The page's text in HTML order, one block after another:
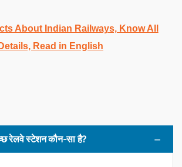
About Indian Railways, Know All
Details, Read in English
रेलवे स्टेशन कौन-सा है?